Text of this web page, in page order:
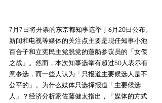
7月7日将开票的东京都知事选举于6月20日公布。
新闻和电视等媒体的关注点主要是现任知事小池
百合子和立宪民主党脱党的蓮舫参议员的「女傑
之战」。然而，本次知事选举有超过50人表示有
意参选，而一些人认为「只报道主要候选人是不
公平的」。为什么媒体只选择报道「主要候选
人」？经济分析家佐藤健太指出，「媒体的方式